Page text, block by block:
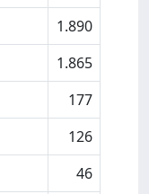
1.890
1.865
177
126
46